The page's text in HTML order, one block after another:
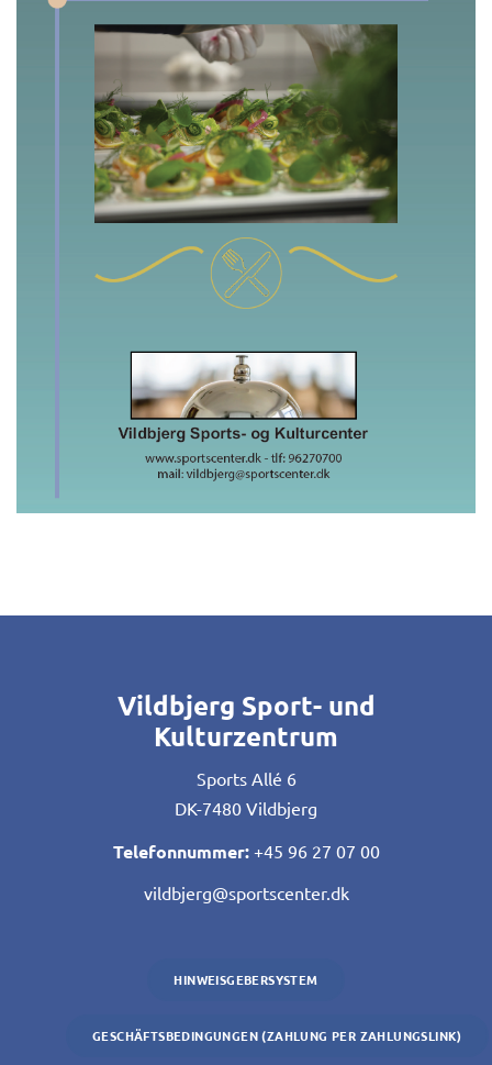
Vildbjerg Sport- und
Kulturzentrum
Sports Allé 6
DK-7480 Vildbjerg
Telefonnummer:+45 96 27 07 00
vildbjerg@sportscenter.dk
HINWEISGEBERSYSTEM
GESCHÄFTSBEDINGUNGEN (ZAHLUNG PER ZAHLUNGSLINK)